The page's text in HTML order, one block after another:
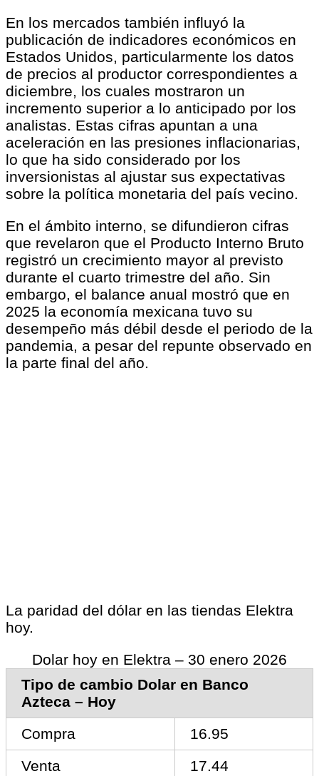
En los mercados también influyó la
publicación de indicadores económicos en
Estados Unidos, particularmente los datos
de precios al productor correspondientes a
diciembre, los cuales mostraron un
incremento superior a lo anticipado por los
analistas. Estas cifras apuntan a una
aceleración en las presiones inflacionarias,
lo que ha sido considerado por los
inversionistas al ajustar sus expectativas
sobre la política monetaria del país vecino.
En el ámbito interno, se difundieron cifras
que revelaron que el Producto Interno Bruto
registró un crecimiento mayor al previsto
durante el cuarto trimestre del año. Sin
embargo, el balance anual mostró que en
2025 la economía mexicana tuvo su
desempeño más débil desde el periodo de la
pandemia, a pesar del repunte observado en
la parte final del año.
La paridad del dólar en las tiendas Elektra
hoy.
Dolar hoy en Elektra – 30 enero 2026
Tipo de cambio Dolar en Banco
Azteca – Hoy
Compra
16.95
Venta
17.44